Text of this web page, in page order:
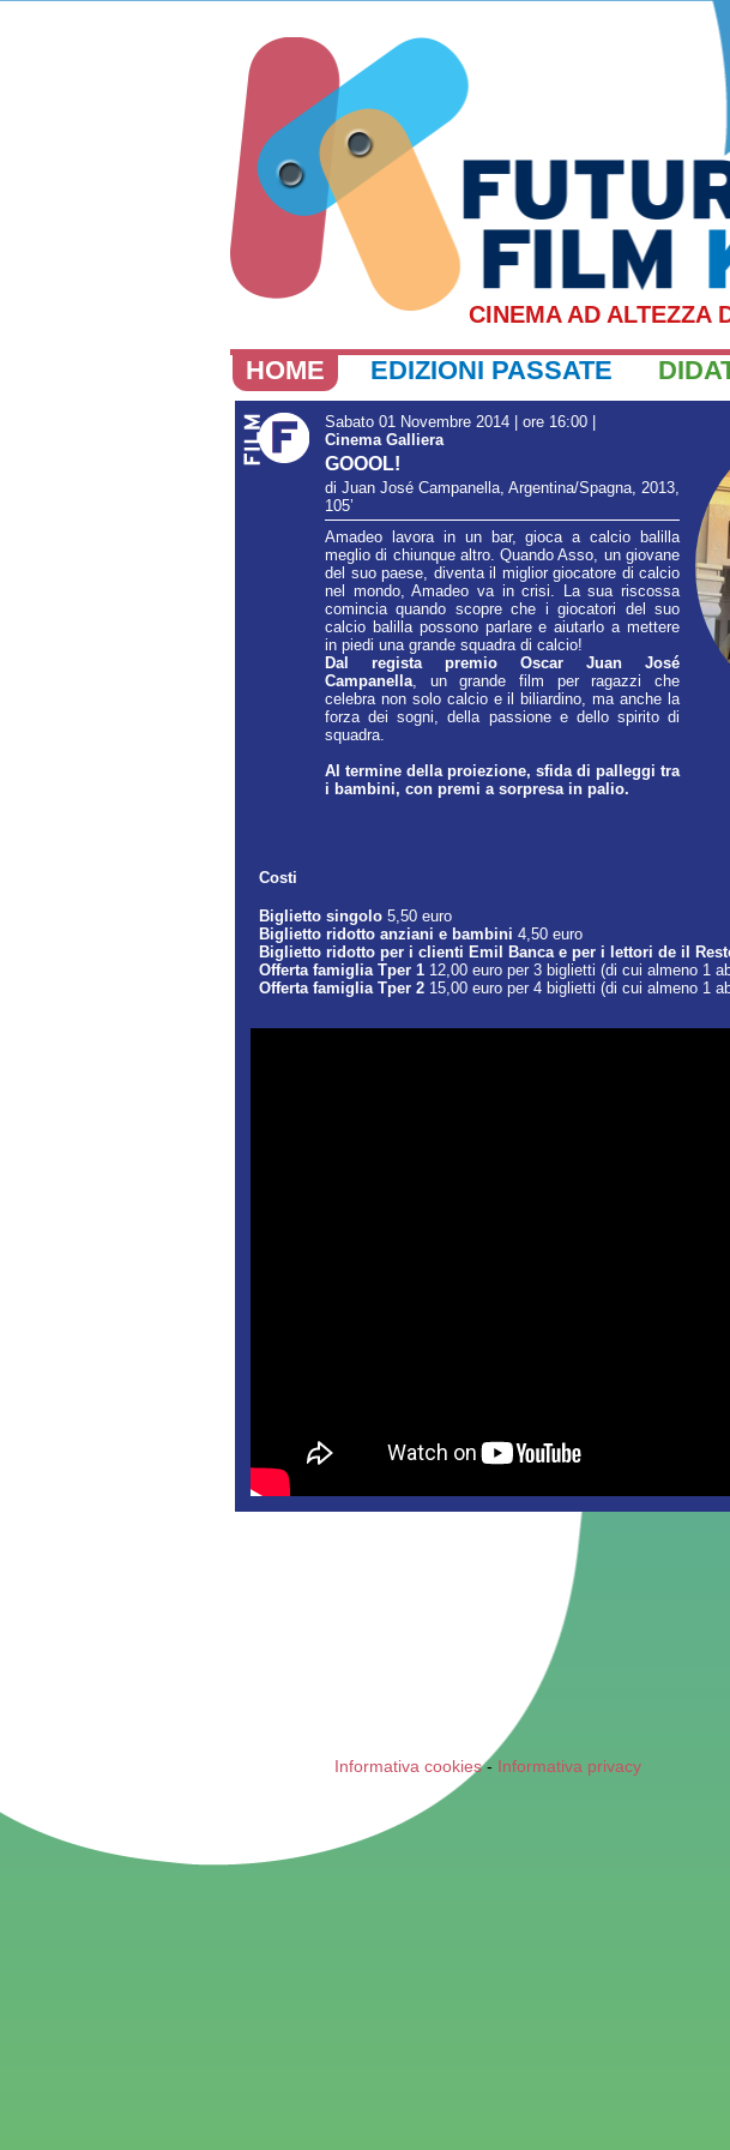
CINEMA AD ALTEZZA
HOME EDIZIONI PASSATE
Sabato 01 Novembre 2014 | ore 16:00
Cinema Galliera
GOOOL!
di Juan José Campanella, Argentina/Spagna, 2013,
105’
Amadeo lavora in un bar, gioca a calcio balilla
meglio di chiunque altro. Quando Asso, un giovane
del suo paese, diventa il miglior giocatore di calcio
nel mondo, Amadeo va in crisi. La sua riscossa
comincia quando scopre che i giocatori del suo
calcio balilla possono parlare e aiutarlo a mettere
in piedi una grande squadra di calcio!
Dal regista premio Oscar Juan José
Campanella, un grande film per ragazzi che
celebra non solo calcio e il biliardino, ma anche la
forza dei sogni, della passione e dello spirito di
squadra.
Al termine della proiezione, sfida di palleggi tra
i bambini, con premi a sorpresa in palio.
Costi
Biglietto singolo 5,50 euro
Biglietto ridotto anziani e bambini 4,50 euro
Biglietto ridotto per i clienti Emil Banca e per i lettori de il
Offerta famiglia Tper 1 12,00 euro per 3 biglietti (di cui almeno 1
Offerta famiglia Tper 2 15,00 euro per 4 biglietti (di cui almeno 1
Informativa cookies- Informativa privacy